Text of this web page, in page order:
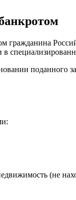
гражданина
поданного
(не